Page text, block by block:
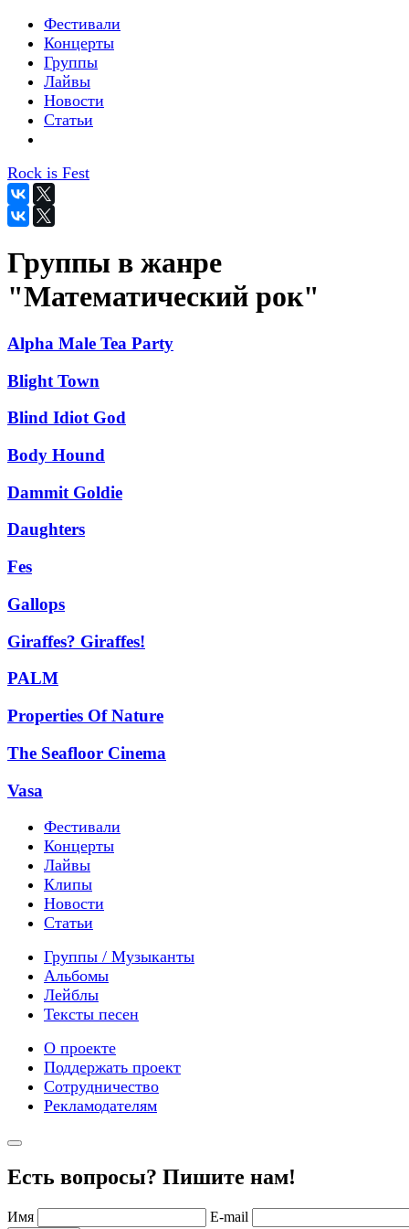
Фестивали
Концерты
Группы
Лайвы
Новости
Статьи
Rock is Fest
Группы в жанре
"Математический рок"
Alpha Male Tea Party
Blight Town
Blind Idiot God
Body Hound
Dammit Goldie
Daughters
Fes
Gallops
Giraffes? Giraffes!
PALM
Properties Of Nature
The Seafloor Cinema
Vasa
Фестивали
Концерты
Лайвы
Клипы
Новости
Статьи
Группы / Музыканты
Альбомы
Лейблы
Тексты песен
О проекте
Поддержать проект
Сотрудничество
Рекламодателям
Есть вопросы? Пишите нам!
Имя E-mail